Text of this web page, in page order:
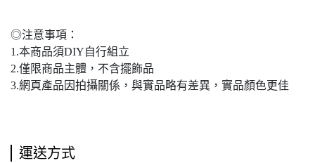
◎注意事項：
1.本商品須DIY自行組立
2.僅限商品主體，不含擺飾品
3.網頁產品因拍攝關係，與實品略有差異，實品顏色更佳
運送方式